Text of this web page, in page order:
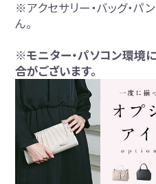
※アクセサリー・バッグ・パ
ん。
※モニター・パソコン環境
合がございます。